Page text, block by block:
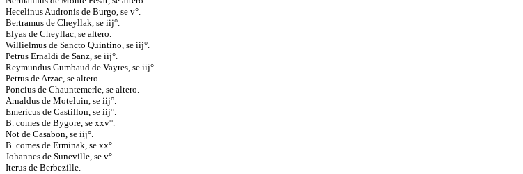
Hecelinus Audronis de Burgo, se v°.
Bertramus de Cheyllak, se iij°.
Elyas de Cheyllac, se altero.
Willielmus de Sancto Quintino, se iij°.
Petrus Ernaldi de Sanz, se iij°.
Reymundus Gumbaud de Vayres, se iij°.
Petrus de Arzac, se altero.
Poncius de Chauntemerle, se altero.
Arnaldus de Moteluin, se iij°.
Emericus de Castillon, se iij°.
B. comes de Bygore, se xxv°.
Not de Casabon, se iij°.
B. comes de Erminak, se xx°.
Johannes de Suneville, se v°.
Iterus de Berbezille.